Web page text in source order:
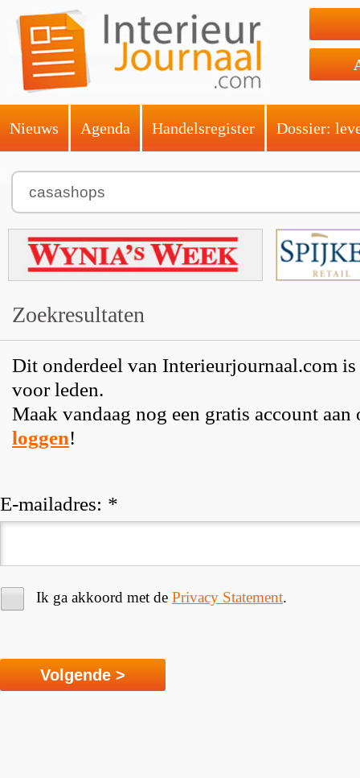
Nieuws Agenda Handelsregister Dossier:
Zoekresultaten
Dit onderdeel van Interieurjournaal.com
voor leden.
Maak vandaag nog een gratis account
loggen!
E-mailadres: *
Ik ga akkoord met de Privacy Statement.